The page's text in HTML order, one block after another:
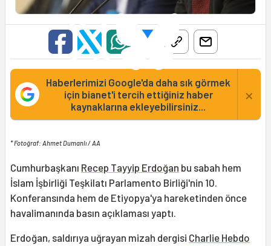
Haberlerimizi Google'da daha sık görmek
için bianet'i tercih ettiğiniz haber
kaynaklarına ekleyebilirsiniz...
×
* Fotoğraf: Ahmet Dumanlı / AA
Cumhurbaşkanı Recep Tayyip Erdoğan bu sabah hem
İslam İşbirliği Teşkilatı Parlamento Birliği'nin 10.
Konferansında hem de Etiyopya'ya hareketinden önce
havalimanında basın açıklaması yaptı.
Erdoğan, saldırıya uğrayan mizah dergisi Charlie Hebdo